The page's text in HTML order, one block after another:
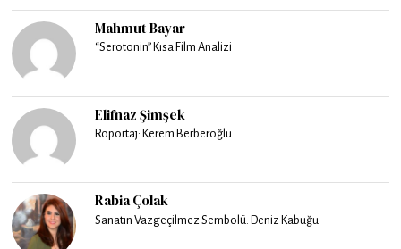
Mahmut Bayar
“Serotonin” Kısa Film Analizi
Elifnaz Şimşek
Röportaj: Kerem Berberoğlu
Rabia Çolak
Sanatın Vazgeçilmez Sembolü: Deniz Kabuğu